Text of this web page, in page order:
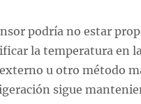
podría no estar
la temperatura en
u otro método
sigue